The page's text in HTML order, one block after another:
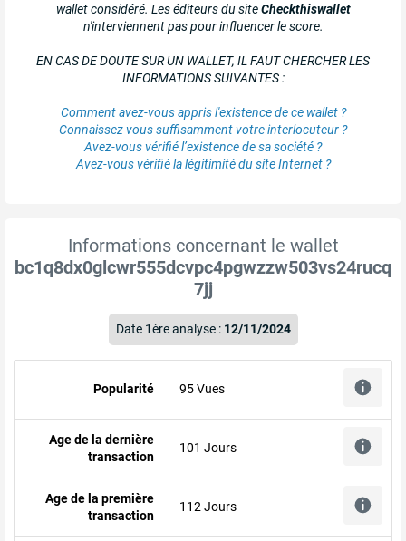
wallet considéré. Les éditeurs du siteCheckthiswallet
n'interviennent pas pour influencer le score.
EN CAS DE DOUTE SUR UN WALLET, IL FAUT CHERCHER LES
INFORMATIONS SUIVANTES :
Comment avez-vous appris l'existence de ce wallet ?
Connaissez vous suffisamment votre interlocuteur ?
Avez-vous vérifié l’existence de sa société ?
Avez-vous vérifié la légitimité du site Internet ?
Informations concernant le wallet
bc1q8dx0glcwr555dcvpc4pgwzzw503vs24rucq
7jj
Date 1ère analyse : 12/11/2024
Popularité 95 Vues
Age de la dernière
transaction
101 Jours
Age de la première
transaction
112 Jours